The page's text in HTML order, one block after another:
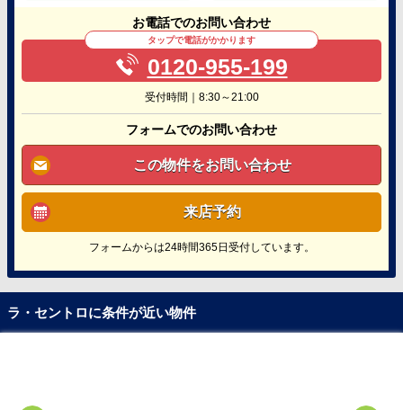
お電話でのお問い合わせ
タップで電話がかかります
0120-955-199
受付時間｜8:30～21:00
フォームでのお問い合わせ
この物件をお問い合わせ
来店予約
フォームからは24時間365日受付しています。
ラ・セントロに条件が近い物件